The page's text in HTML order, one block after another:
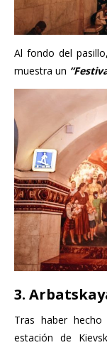
Al fondo del
muestra un
3.
Tras haber
estación de